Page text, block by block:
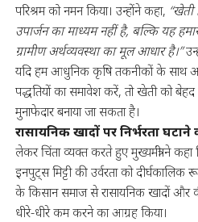
परिश्रम को नमन किया। उन्होंने कहा,
उपार्जन का माध्यम नहीं है, बल्कि यह
ग्रामीण अर्थव्यवस्था का मूल आधार है।”
यदि हम आधुनिक कृषि तकनीकों के साथ
पद्धतियों का समावेश करें, तो खेती को
मुनाफेदार बनाया जा सकता है।
रासायनिक खादों पर निर्भरता
लेकर चिंता व्यक्त करते हुए मुख्यमंत्री ने
इनपुट्स मिट्टी की उर्वरता को
के किसान समाज से रासायनिक खादों और
धीरे-धीरे कम करने का आग्रह किया।